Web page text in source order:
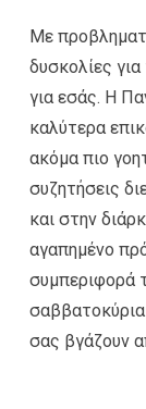
Με
δυσκολίες
για εσάς. Η
καλύτερα
ακόμα πιο
συζητήσεις
και στην
αγαπημένο
συμπεριφορά
σας βγάζουν